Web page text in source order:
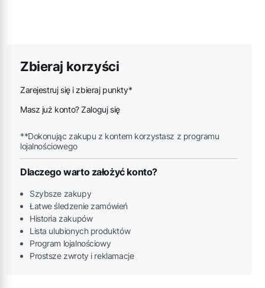
Zbieraj korzyści
Zarejestruj się i zbieraj punkty*
Masz już konto? Zaloguj się
**Dokonując zakupu z kontem korzystasz z programu
lojalnościowego
Dlaczego warto założyć konto?
Szybsze zakupy
Łatwe śledzenie zamówień
Historia zakupów
Lista ulubionych produktów
Program lojalnościowy
Prostsze zwroty i reklamacje